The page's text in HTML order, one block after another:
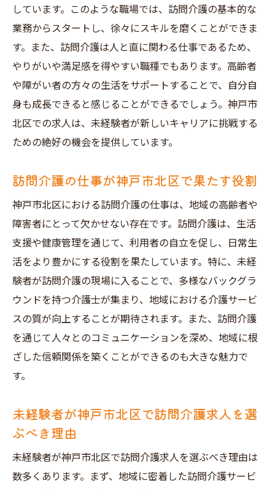
未経験から訪問介護を始めることで得られ
る充実感
神戸市北区の訪問介護求人で見つける新しい働
き方
フレキシブルな働き方を訪問介護求人で探
神戸市北区の訪問介護で自分に合った働き
訪問介護求人が提供する多様な働き方
神戸市北区で訪問介護を選ぶ理由と新しい
ワークスタイル
訪問介護の職場環境と神戸市北区での求人
選び
訪問介護求人に応募する前に知っておきたいこ
と未経験者編
未経験者が知っておくべき訪問介護求人の
基礎知識
訪問介護求人に応募するための心構え
応募前にチェックしたい訪問介護求人のポ
イント
しています。このような職場では、訪問介護の基本的な
業務からスタートし、徐々にスキルを磨くことができま
す。また、訪問介護は人と直に関わる仕事であるため、
やりがいや満足感を得やすい職種でもあります。高齢者
や障がい者の方々の生活をサポートすることで、自分自
身も成長できると感じることができるでしょう。神戸市
北区での求人は、未経験者が新しいキャリアに挑戦する
ための絶好の機会を提供しています。
訪問介護の仕事が神戸市北区で果たす役割
神戸市北区における訪問介護の仕事は、地域の高齢者や
障害者にとって欠かせない存在です。訪問介護は、生活
支援や健康管理を通じて、利用者の自立を促し、日常生
活をより豊かにする役割を果たしています。特に、未経
験者が訪問介護の現場に入ることで、多様なバックグラ
ウンドを持つ介護士が集まり、地域における介護サービ
スの質が向上することが期待されます。また、訪問介護
を通じて人々とのコミュニケーションを深め、地域に根
ざした信頼関係を築くことができるのも大きな魅力で
す。
未経験者が神戸市北区で訪問介護求人を選
ぶべき理由
未経験者が神戸市北区で訪問介護求人を選ぶべき理由は
数多くあります。まず、地域に密着した訪問介護サービ